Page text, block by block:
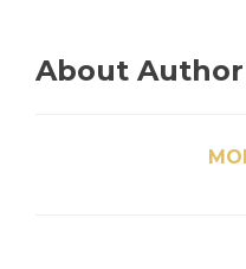
About Author